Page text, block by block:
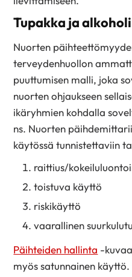
Tupakka ja alkoholi
Nuorten
terveydenhuollon
puuttumisen malli, joka
nuorten ohjaukseen
ikäryhmien kohdalla
ns. Nuorten
käytössä tunnistettaviin
raittius/
toistuva käyttö
riskikäyttö
vaarallinen
Päihteiden hallinta -
myös satunnainen käyttö.